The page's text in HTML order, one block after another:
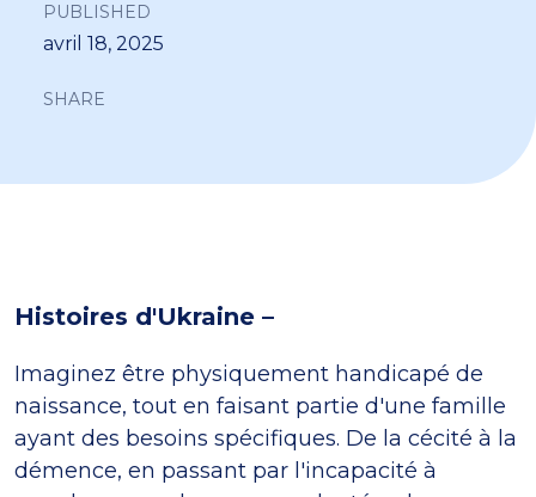
PUBLISHED
avril 18, 2025
SHARE
Histoires d'Ukraine –
Imaginez être physiquement handicapé de
naissance, tout en faisant partie d'une famille
ayant des besoins spécifiques. De la cécité à la
démence, en passant par l'incapacité à